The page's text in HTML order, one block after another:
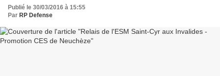
Publié le 30/03/2016 à 15:55
Par RP Defense